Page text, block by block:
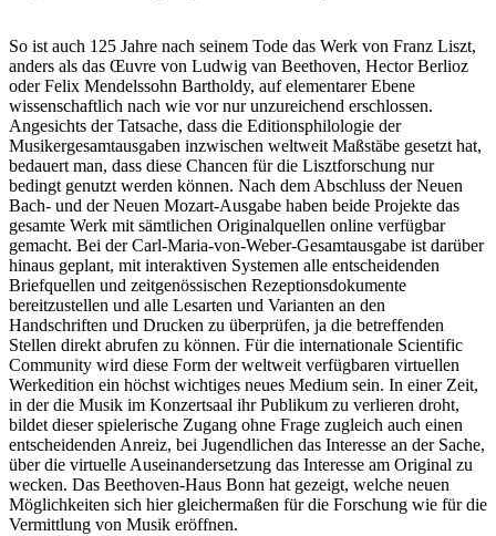
So ist auch 125 Jahre nach seinem Tode das Werk von Franz Liszt,
anders als das Œuvre von Ludwig van Beethoven, Hector Berlioz
oder Felix Mendelssohn Bartholdy, auf elementarer Ebene
wissenschaftlich nach wie vor nur unzureichend erschlossen.
Angesichts der Tatsache, dass die Editionsphilologie der
Musikergesamtausgaben inzwischen weltweit Maßstäbe gesetzt hat,
bedauert man, dass diese Chancen für die Lisztforschung nur
bedingt genutzt werden können. Nach dem Abschluss der Neuen
Bach- und der Neuen Mozart-Ausgabe haben beide Projekte das
gesamte Werk mit sämtlichen Originalquellen online verfügbar
gemacht. Bei der Carl-Maria-von-Weber-Gesamtausgabe ist darüber
hinaus geplant, mit interaktiven Systemen alle entscheidenden
Briefquellen und zeitgenössischen Rezeptionsdokumente
bereitzustellen und alle Lesarten und Varianten an den
Handschriften und Drucken zu überprüfen, ja die betreffenden
Stellen direkt abrufen zu können. Für die internationale Scientific
Community wird diese Form der weltweit verfügbaren virtuellen
Werkedition ein höchst wichtiges neues Medium sein. In einer Zeit,
in der die Musik im Konzertsaal ihr Publikum zu verlieren droht,
bildet dieser spielerische Zugang ohne Frage zugleich auch einen
entscheidenden Anreiz, bei Jugendlichen das Interesse an der Sache,
über die virtuelle Auseinandersetzung das Interesse am Original zu
wecken. Das Beethoven-Haus Bonn hat gezeigt, welche neuen
Möglichkeiten sich hier gleichermaßen für die Forschung wie für die
Vermittlung von Musik eröffnen.